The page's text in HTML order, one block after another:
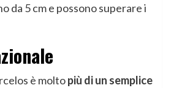
da 5 cm e possono superare i
è moltopiù di un semplice